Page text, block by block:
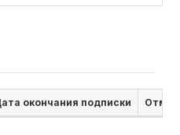
окончания подписки